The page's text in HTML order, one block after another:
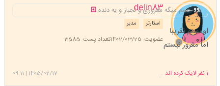
delin83
مدیر استارتر
عضویت: 1402/03/25 تعداد پست: 3585
حسم میگه مغروری و لجباز و یه دنده
اومممم تقریبا
اما مغرور نیستم
1405/02/17
|
09:11 1نفر لایک کرده اند ...